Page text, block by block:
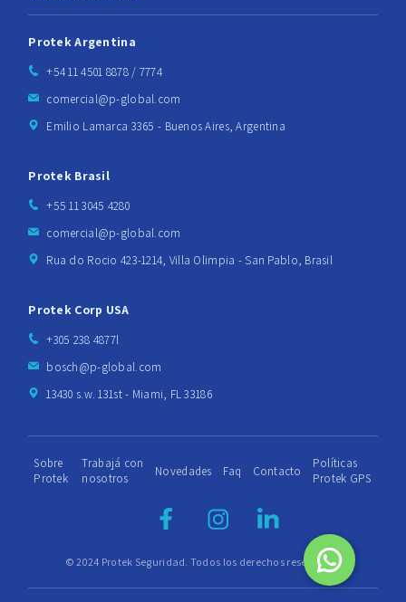
Protek Argentina
+54 11 4501 8878 / 7774
comercial@p-global.com
Emilio Lamarca 3365 - Buenos Aires, Argentina
Protek Brasil
+55 11 3045 4280
comercial@p-global.com
Rua do Rocio 423-1214, Villa Olimpia - San Pablo, Brasil
Protek Corp USA
+305 238 4877l
bosch@p-global.com
13430 s.w. 131st - Miami, FL 33186
© 2024 Protek Seguridad. Todos los derechos reservados
Sobre
Protek
Trabajá con
nosotros
Novedades Faq Contacto
Políticas
Protek GPS